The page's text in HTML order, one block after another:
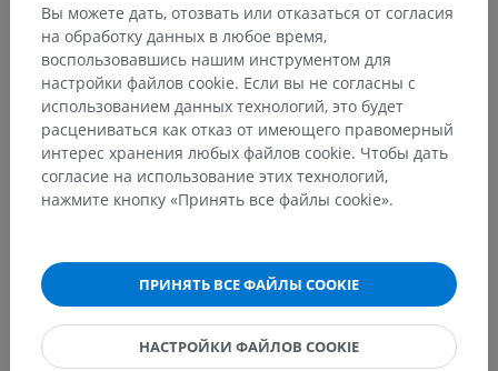
Вы можете дать, отозвать или отказаться от согласия
на обработку данных в любое время,
воспользовавшись нашим инструментом для
настройки файлов cookie. Если вы не согласны с
использованием данных технологий, это будет
расцениваться как отказ от имеющего правомерный
интерес хранения любых файлов cookie. Чтобы дать
согласие на использование этих технологий,
нажмите кнопку «Принять все файлы cookie».
ПРИНЯТЬ ВСЕ ФАЙЛЫ COOKIE
НАСТРОЙКИ ФАЙЛОВ COOKIE